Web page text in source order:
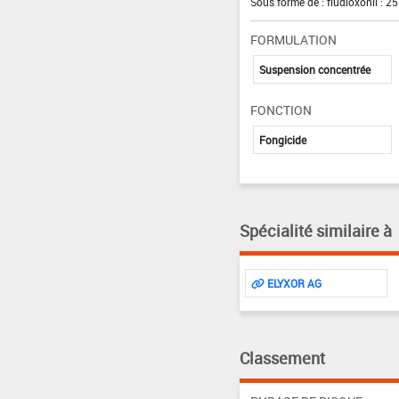
FORMULATION
Suspension concentrée
FONCTION
Fongicide
Spécialité similaire à
ELYXOR AG
Classement